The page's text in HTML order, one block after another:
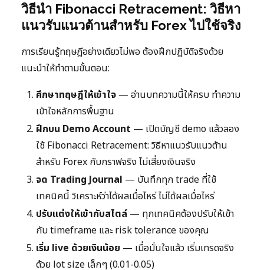
วิธีนำ Fibonacci Retracement: วิธีหา
แนวรับแนวต้านสำหรับ Forex ไปใช้จริง
การเรียนรู้ทฤษฎีอย่างเดียวไม่พอ ต้องฝึกปฏิบัติจริงด้วย
แนะนำให้ทำตามขั้นตอน:
ศึกษาทฤษฎีให้เข้าใจ — อ่านบทความนี้ให้ครบ ทำความ
เข้าใจหลักการพื้นฐาน
ฝึกบน Demo Account — เปิดบัญชี demo แล้วลอง
ใช้ Fibonacci Retracement: วิธีหาแนวรับแนวต้าน
สำหรับ Forex กับกราฟจริง ไม่เสี่ยงเงินจริง
จด Trading Journal — บันทึกทุก trade ที่ใช้
เทคนิคนี้ วิเคราะห์ว่าได้ผลเมื่อไหร่ ไม่ได้ผลเมื่อไหร่
ปรับแต่งให้เข้ากับสไตล์ — ทุกเทคนิคต้องปรับให้เข้า
กับ timeframe และ risk tolerance ของคุณ
เริ่ม live ด้วยเงินน้อย — เมื่อมั่นใจแล้ว เริ่มเทรดจริง
ด้วย lot size เล็กๆ (0.01-0.05)